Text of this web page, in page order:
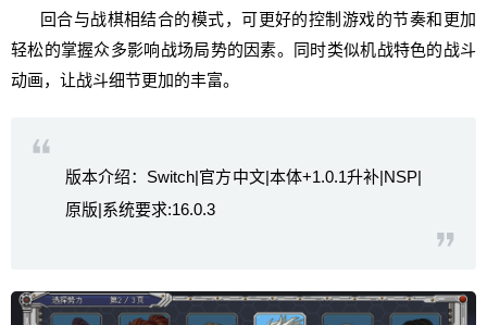
回合与战棋相结合的模式，可更好的控制游戏的节奏和更加
轻松的掌握众多影响战场局势的因素。同时类似机战特色的战斗
动画，让战斗细节更加的丰富。
版本介绍：Switch|官方中文|本体+1.0.1升补|NSP|
原版|系统要求:16.0.3